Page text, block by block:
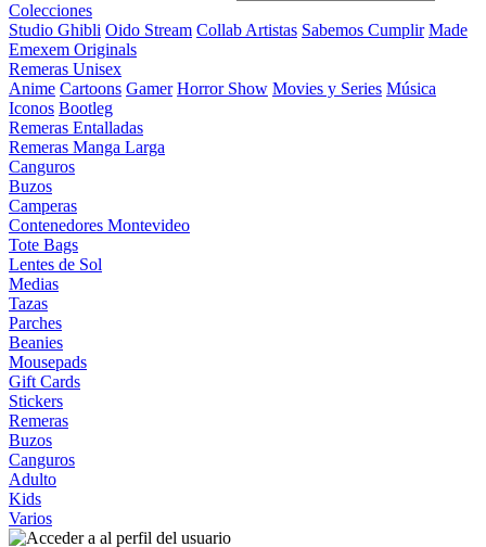
Colecciones
Studio Ghibli Oido Stream Collab Artistas Sabemos Cumplir Made
Emexem Originals
Remeras Unisex
Anime Cartoons Gamer Horror Show Movies y Series Música
Iconos Bootleg
Remeras Entalladas
Remeras Manga Larga
Canguros
Buzos
Camperas
Contenedores Montevideo
Tote Bags
Lentes de Sol
Medias
Tazas
Parches
Beanies
Mousepads
Gift Cards
Stickers
Remeras
Buzos
Canguros
Adulto
Kids
Varios